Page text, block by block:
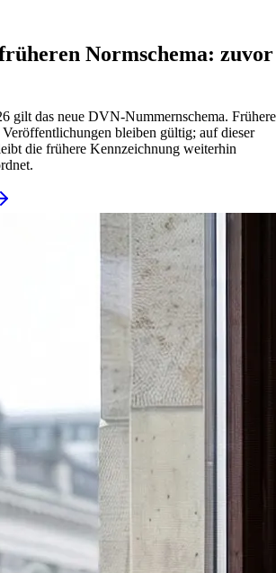
Normschema: zuvor
gilt das neue DVN-Nummernschema. Frühere
bleiben gültig; auf dieser
die frühere Kennzeichnung weiterhin